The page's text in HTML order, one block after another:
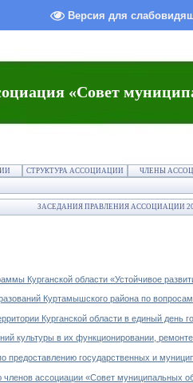
Версия для
«Совет
СТРУКТУРА АССОЦИАЦИИ ЧЛЕНЫ
ЗАСЕДАНИЯ ПРАВЛЕНИЯ АССОЦИАЦИИ
Курганской области «Устойчивое
Куртамышского района по
Курганской области в единый день
культуры в их функционировании,
государственных и
ассоциации «Совет муниципальных